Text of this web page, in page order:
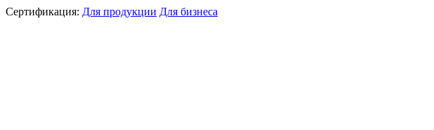
Сертификация: Для продукции Для бизнеса